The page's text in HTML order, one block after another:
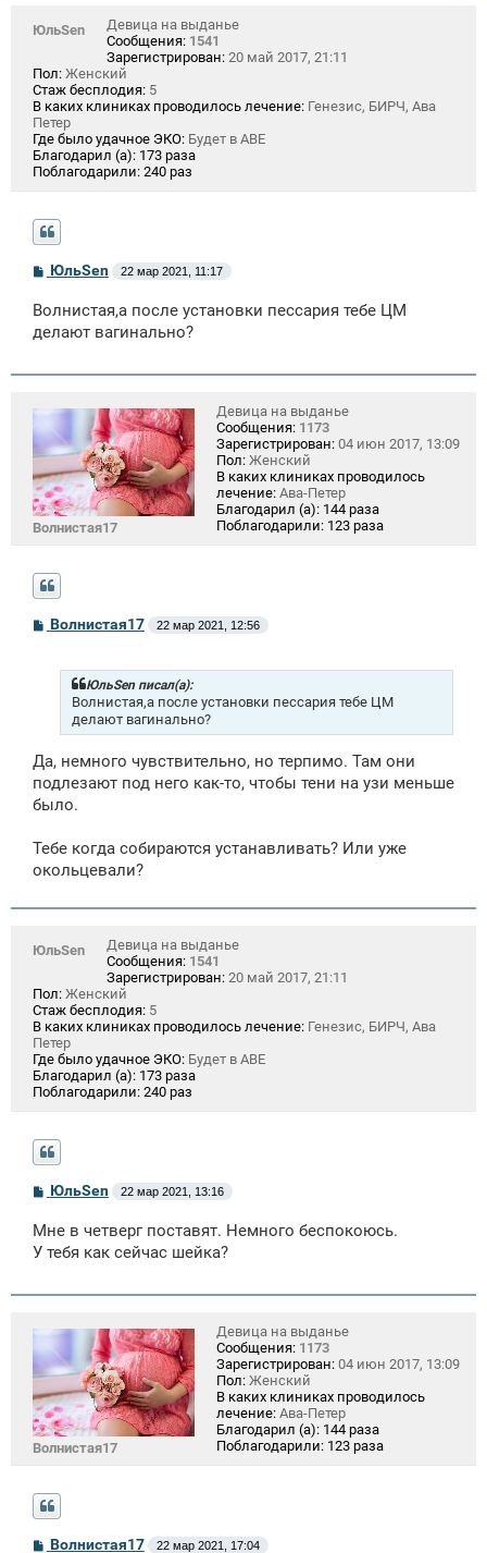
ЮльSen
Девица на выданье
Сообщения: 1541
Зарегистрирован: 20 май 2017, 21:11
Пол: Женский
Стаж бесплодия: 5
В каких клиниках проводилось лечение: Генезис, БИРЧ, Ава
Петер
Где было удачное ЭКО: Будет в АВЕ
Благодарил (а): 173 раза
Поблагодарили: 240 раз
С
б
щ
и
ЮльSen 22 мар 2021, 11:17
Волнистая,а после установки пессария тебе ЦМ
делают вагинально?
Волнистая17
Девица на выданье
Сообщения: 1173
Зарегистрирован: 04 июн 2017, 13:09
Пол: Женский
В каких клиниках проводилось
лечение: Ава-Петер
Благодарил (а): 144 раза
Поблагодарили: 123 раза
СВолнистая17 22 мар 2021, 12:56
ЮльSen писал(а):
Волнистая,а после установки пессария тебе ЦМ
делают вагинально?
Да, немного чувствительно, но терпимо. Там они
подлезают под него как-то, чтобы тени на узи меньше
было.
Тебе когда собираются устанавливать? Или уже
окольцевали?
ЮльSen
Девица на выданье
Сообщения: 1541
Зарегистрирован: 20 май 2017, 21:11
Пол: Женский
Стаж бесплодия: 5
В каких клиниках проводилось лечение: Генезис, БИРЧ, Ава
Петер
Где было удачное ЭКО: Будет в АВЕ
Благодарил (а): 173 раза
Поблагодарили: 240 раз
С
б
щ
и
ЮльSen 22 мар 2021, 13:16
Мне в четверг поставят. Немного беспокоюсь.
У тебя как сейчас шейка?
Волнистая17
Девица на выданье
Сообщения: 1173
Зарегистрирован: 04 июн 2017, 13:09
Пол: Женский
В каких клиниках проводилось
лечение: Ава-Петер
Благодарил (а): 144 раза
Поблагодарили: 123 раза
СВолнистая17 22 мар 2021, 17:04